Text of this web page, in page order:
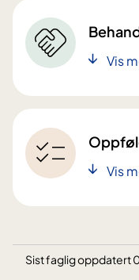
Vis
Vis
Sist faglig oppdatert